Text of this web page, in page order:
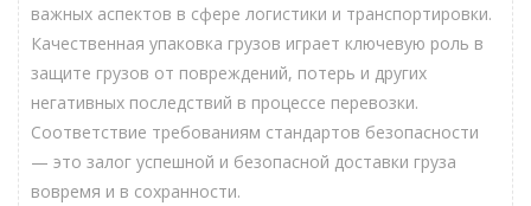
важных аспектов в сфере логистики и транспортировки.
Качественная упаковка грузов играет ключевую роль в
защите грузов от повреждений, потерь и других
негативных последствий в процессе перевозки.
Соответствие требованиям стандартов безопасности
— это залог успешной и безопасной доставки груза
вовремя и в сохранности.